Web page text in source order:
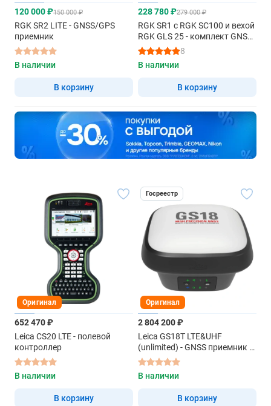
120 000 ₽150 000 ₽
RGK SR2 LITE - GNSS/GPS
приемник
В наличии
В корзину
228 780 ₽279 000 ₽
RGK SR1 с RGK SC100 и вехой
RGK GLS 25 - комплект GNSS
приемника8
В наличии
В корзину
Оригинал
652 470 ₽
Leica CS20 LTE - полевой
контроллер
В наличии
В корзину
Госреестр
Оригинал
2 804 200 ₽
Leica GS18T LTE&UHF
(unlimited) - GNSS приемник с
защитой ip68
В наличии
В корзину